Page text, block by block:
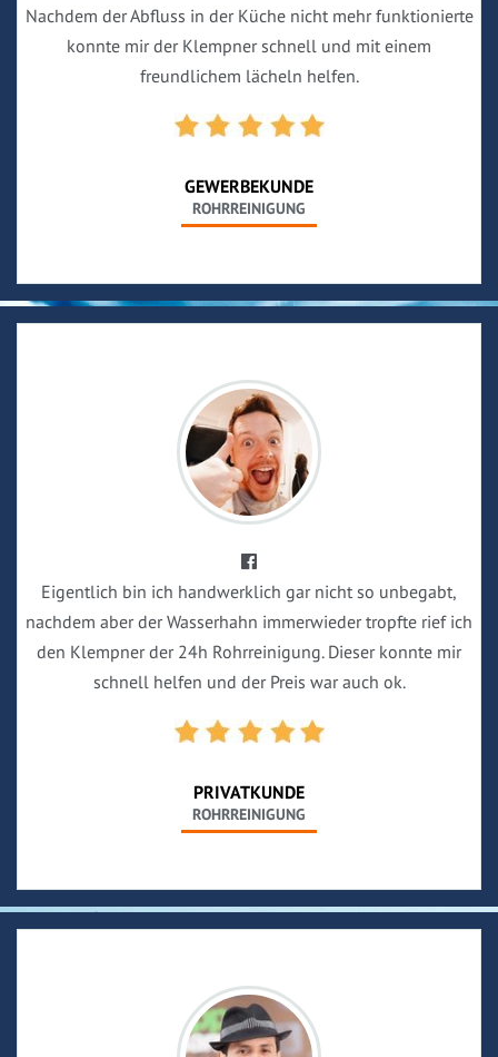
Nachdem der Abfluss in der Küche nicht mehr funktionierte
konnte mir der Klempner schnell und mit einem
freundlichem lächeln helfen.
GEWERBEKUNDE
ROHRREINIGUNG
Eigentlich bin ich handwerklich gar nicht so unbegabt,
nachdem aber der Wasserhahn immerwieder tropfte rief ich
den Klempner der 24h Rohrreinigung. Dieser konnte mir
schnell helfen und der Preis war auch ok.
PRIVATKUNDE
ROHRREINIGUNG